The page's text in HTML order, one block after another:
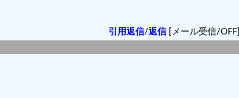
引用返信/返信[メール受信/OFF]